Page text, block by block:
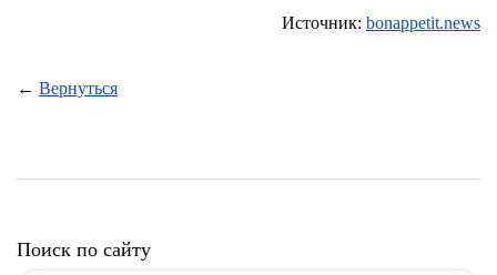
Источник: bonappetit.news
← Вернуться
Поиск по сайту